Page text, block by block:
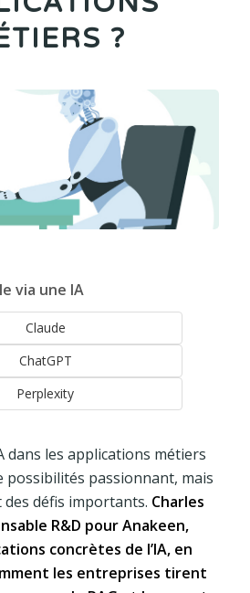
?
via une IA
Claude
ChatGPT
Perplexity
dans les applications métiers
possibilités passionnant, mais
défis importants. Charles
R&D pour Anakeen,
concrètes de l’IA, en
les entreprises tirent